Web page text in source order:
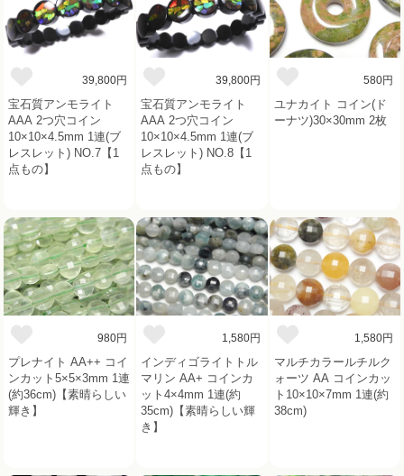
39,800円
宝石質アンモライト
AAA 2つ穴コイン
10×10×4.5mm 1連(ブ
レスレット) NO.7【1
点もの】
39,800円
宝石質アンモライト
AAA 2つ穴コイン
10×10×4.5mm 1連(ブ
レスレット) NO.8【1
点もの】
580円
ユナカイト コイン(ド
ーナツ)30×30mm 2枚
980円
プレナイト AA++ コイ
ンカット5×5×3mm 1連
(約36cm)【素晴らしい
輝き】
1,580円
インディゴライトトル
マリン AA+ コインカ
ット4×4mm 1連(約
35cm)【素晴らしい輝
き】
1,580円
マルチカラールチルク
ォーツ AA コインカッ
ト10×10×7mm 1連(約
38cm)